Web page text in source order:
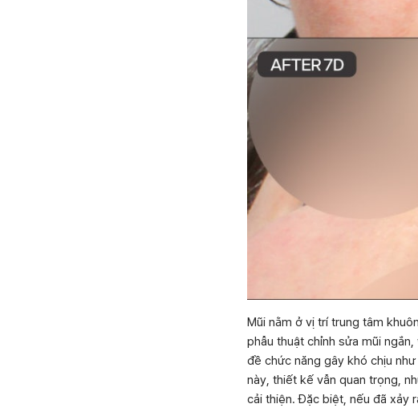
Mũi nằm ở vị trí trung tâm
phẫu thuật chỉnh sửa mũi
đề chức năng gây khó chịu
này, thiết kế vẫn quan trọng,
cải thiện. Đặc biệt, nếu đã xảy